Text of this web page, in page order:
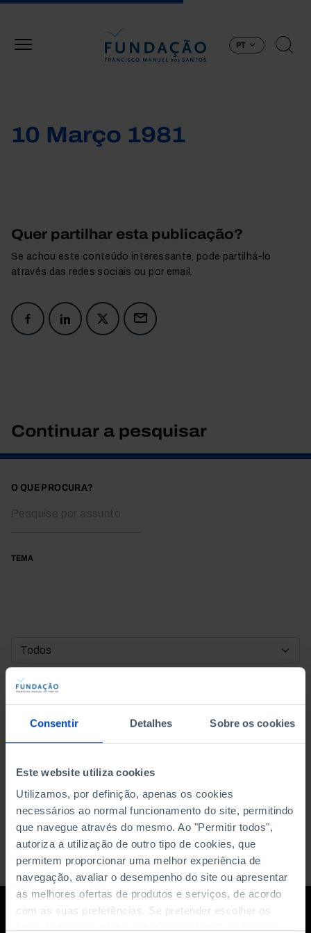
Consentir Detalhes Sobre os cookies
Este website utiliza cookies
Utilizamos, por definição, apenas os cookies
necessários ao normal funcionamento do site, permitindo
que navegue através do mesmo. Ao "Permitir todos",
autoriza a utilização de outro tipo de cookies, que
permitem proporcionar uma melhor experiência de
navegação, avaliar o desempenho do site ou apresentar
as melhores ofertas de produtos e serviços, de acordo
com as suas preferências. Se pretender escolher os
PT
10 Março 1981
Quer partilhar esta publicação?
Se achou este conteúdo interessante, pode partilhá-lo
através das redes sociais ou por email.
Continuar a pesquisar
O QUE PROCURA?
TEMA
DATA DE INÍCIO
DATA DE FIM